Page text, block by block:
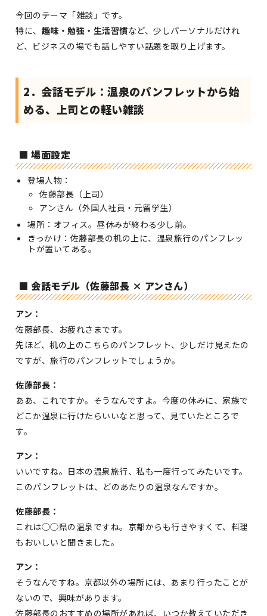
今回のテーマ「雑談」です。
特に、 趣味・勉強・生活習慣など、少しパーソナルだけれ
ど、ビジネスの場でも話しやすい話題を取り上げます。
2．会話モデル：温泉のパンフレットから始
める、上司との軽い雑談
■ 場面設定
登場人物：
佐藤部長（上司）
アンさん（外国人社員・元留学生）
場所：オフィス。昼休みが終わる少し前。
きっかけ：佐藤部長の机の上に、温泉旅行のパンフレッ
トが置いてある。
■ 会話モデル（佐藤部長 × アンさん）
アン：
佐藤部長、お疲れさまです。
先ほど、机の上のこちらのパンフレット、少しだけ見えたの
ですが、旅行のパンフレットでしょうか。
佐藤部長：
ああ、これですか。そうなんですよ。今度の休みに、家族で
どこか温泉に行けたらいいなと思って、見ていたところで
す。
アン：
いいですね。日本の温泉旅行、私も一度行ってみたいです。
このパンフレットは、どのあたりの温泉なんですか。
佐藤部長：
これは◯◯県の温泉ですね。京都からも行きやすくて、料理
もおいしいと聞きました。
アン：
そうなんですね。京都以外の場所には、あまり行ったことが
ないので、興味があります。
佐藤部長のおすすめの場所があれば、いつか教えていただき